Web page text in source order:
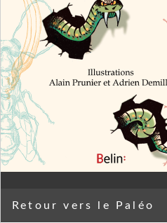
Retour vers le Paléo